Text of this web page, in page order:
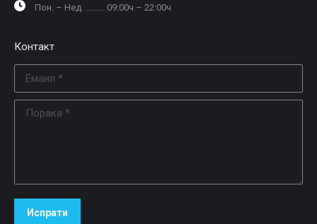
Пон. – Нед. ……… 09:00ч – 22:00ч
Контакт
Порака *
Испрати